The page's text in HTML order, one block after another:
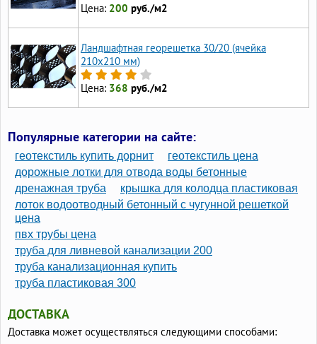
Цена: 200 руб./м2
Ландшафтная георешетка 30/20 (ячейка
210x210 мм)
Цена: 368 руб./м2
Популярные категории на сайте:
геотекстиль купить дорнит
геотекстиль цена
дорожные лотки для отвода воды бетонные
дренажная труба
крышка для колодца пластиковая
лоток водоотводный бетонный с чугунной решеткой
цена
пвх трубы цена
труба для ливневой канализации 200
труба канализационная купить
труба пластиковая 300
ДОСТАВКА
Доставка может осуществляться следующими способами: